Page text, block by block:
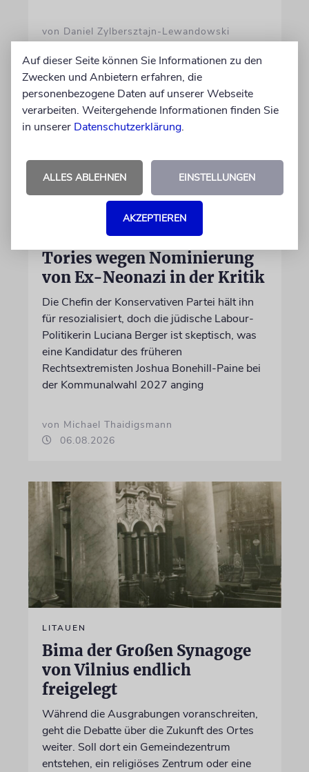
von Daniel Zylbersztajn-Lewandowski
GROSSBRITANNIEN
Tories wegen Nominierung
von Ex-Neonazi in der Kritik
Die Chefin der Konservativen Partei hält ihn
für resozialisiert, doch die jüdische Labour-
Politikerin Luciana Berger ist skeptisch, was
eine Kandidatur des früheren
Rechtsextremisten Joshua Bonehill-Paine bei
der Kommunalwahl 2027 anging
von Michael Thaidigsmann
06.08.2026
LITAUEN
Bima der Großen Synagoge
von Vilnius endlich
freigelegt
Während die Ausgrabungen voranschreiten,
geht die Debatte über die Zukunft des Ortes
weiter. Soll dort ein Gemeindezentrum
entstehen, ein religiöses Zentrum oder eine
Auf dieser Seite können Sie Informationen zu den
Zwecken und Anbietern erfahren, die
personenbezogene Daten auf unserer Webseite
verarbeiten. Weitergehende Informationen finden Sie
in unserer Datenschutzerklärung.
ALLES ABLEHNEN EINSTELLUNGEN
AKZEPTIEREN